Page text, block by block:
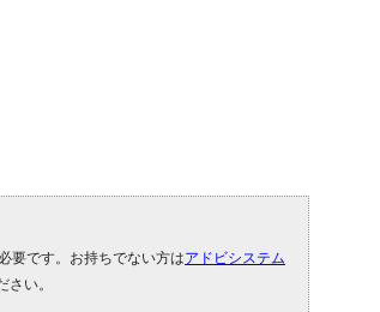
要です。お持ちでない方はアドビシステム
い。